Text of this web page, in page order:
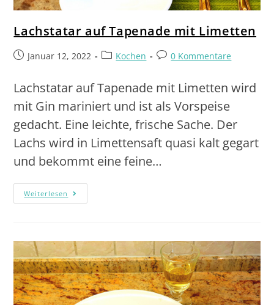
Lachstatar auf Tapenade mit Limetten
Januar 12, 2022 Kochen 0 Kommentare
Lachstatar auf Tapenade mit Limetten wird
mit Gin mariniert und ist als Vorspeise
gedacht. Eine leichte, frische Sache. Der
Lachs wird in Limettensaft quasi kalt gegart
und bekommt eine feine…
Weiterlesen